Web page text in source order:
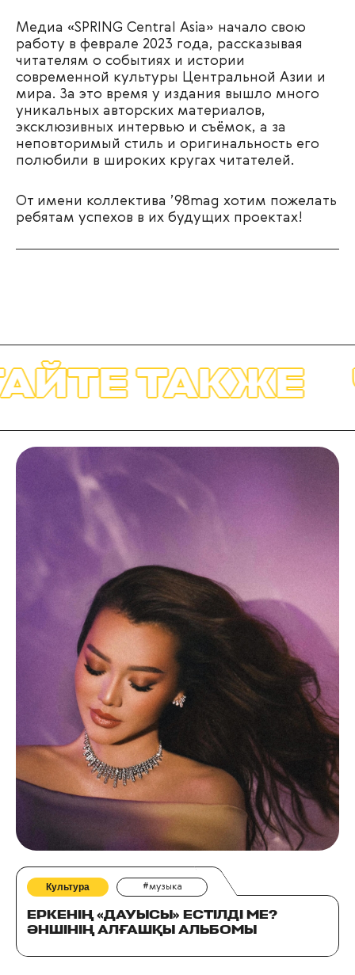
Медиа «SPRING Central Asia» начало свою
работу в феврале 2023 года, рассказывая
читателям о событиях и истории
современной культуры Центральной Азии и
мира. За это время у издания вышло много
уникальных авторских материалов,
эксклюзивных интервью и съёмок, а за
неповторимый стиль и оригинальность его
полюбили в широких кругах читателей.
От имени коллектива ’98mag хотим пожелать
ребятам успехов в их будущих проектах!
ТАКЖЕ
Культура #музыка
ЕРКЕНІҢ «ДАУЫСЫ» ЕСТІЛДІ МЕ?
ӘНШІНІҢ АЛҒАШҚЫ АЛЬБОМЫ